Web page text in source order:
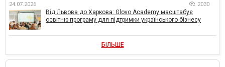
24.07.2026 2030
Від Львова до Харкова: Glovo Academy масштабує
освітню програму для підтримки українського бізнесу
БІЛЬШЕ